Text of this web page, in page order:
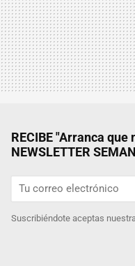
RECIBE "Arranca que
NEWSLETTER
Suscribiéndote aceptas nuestra